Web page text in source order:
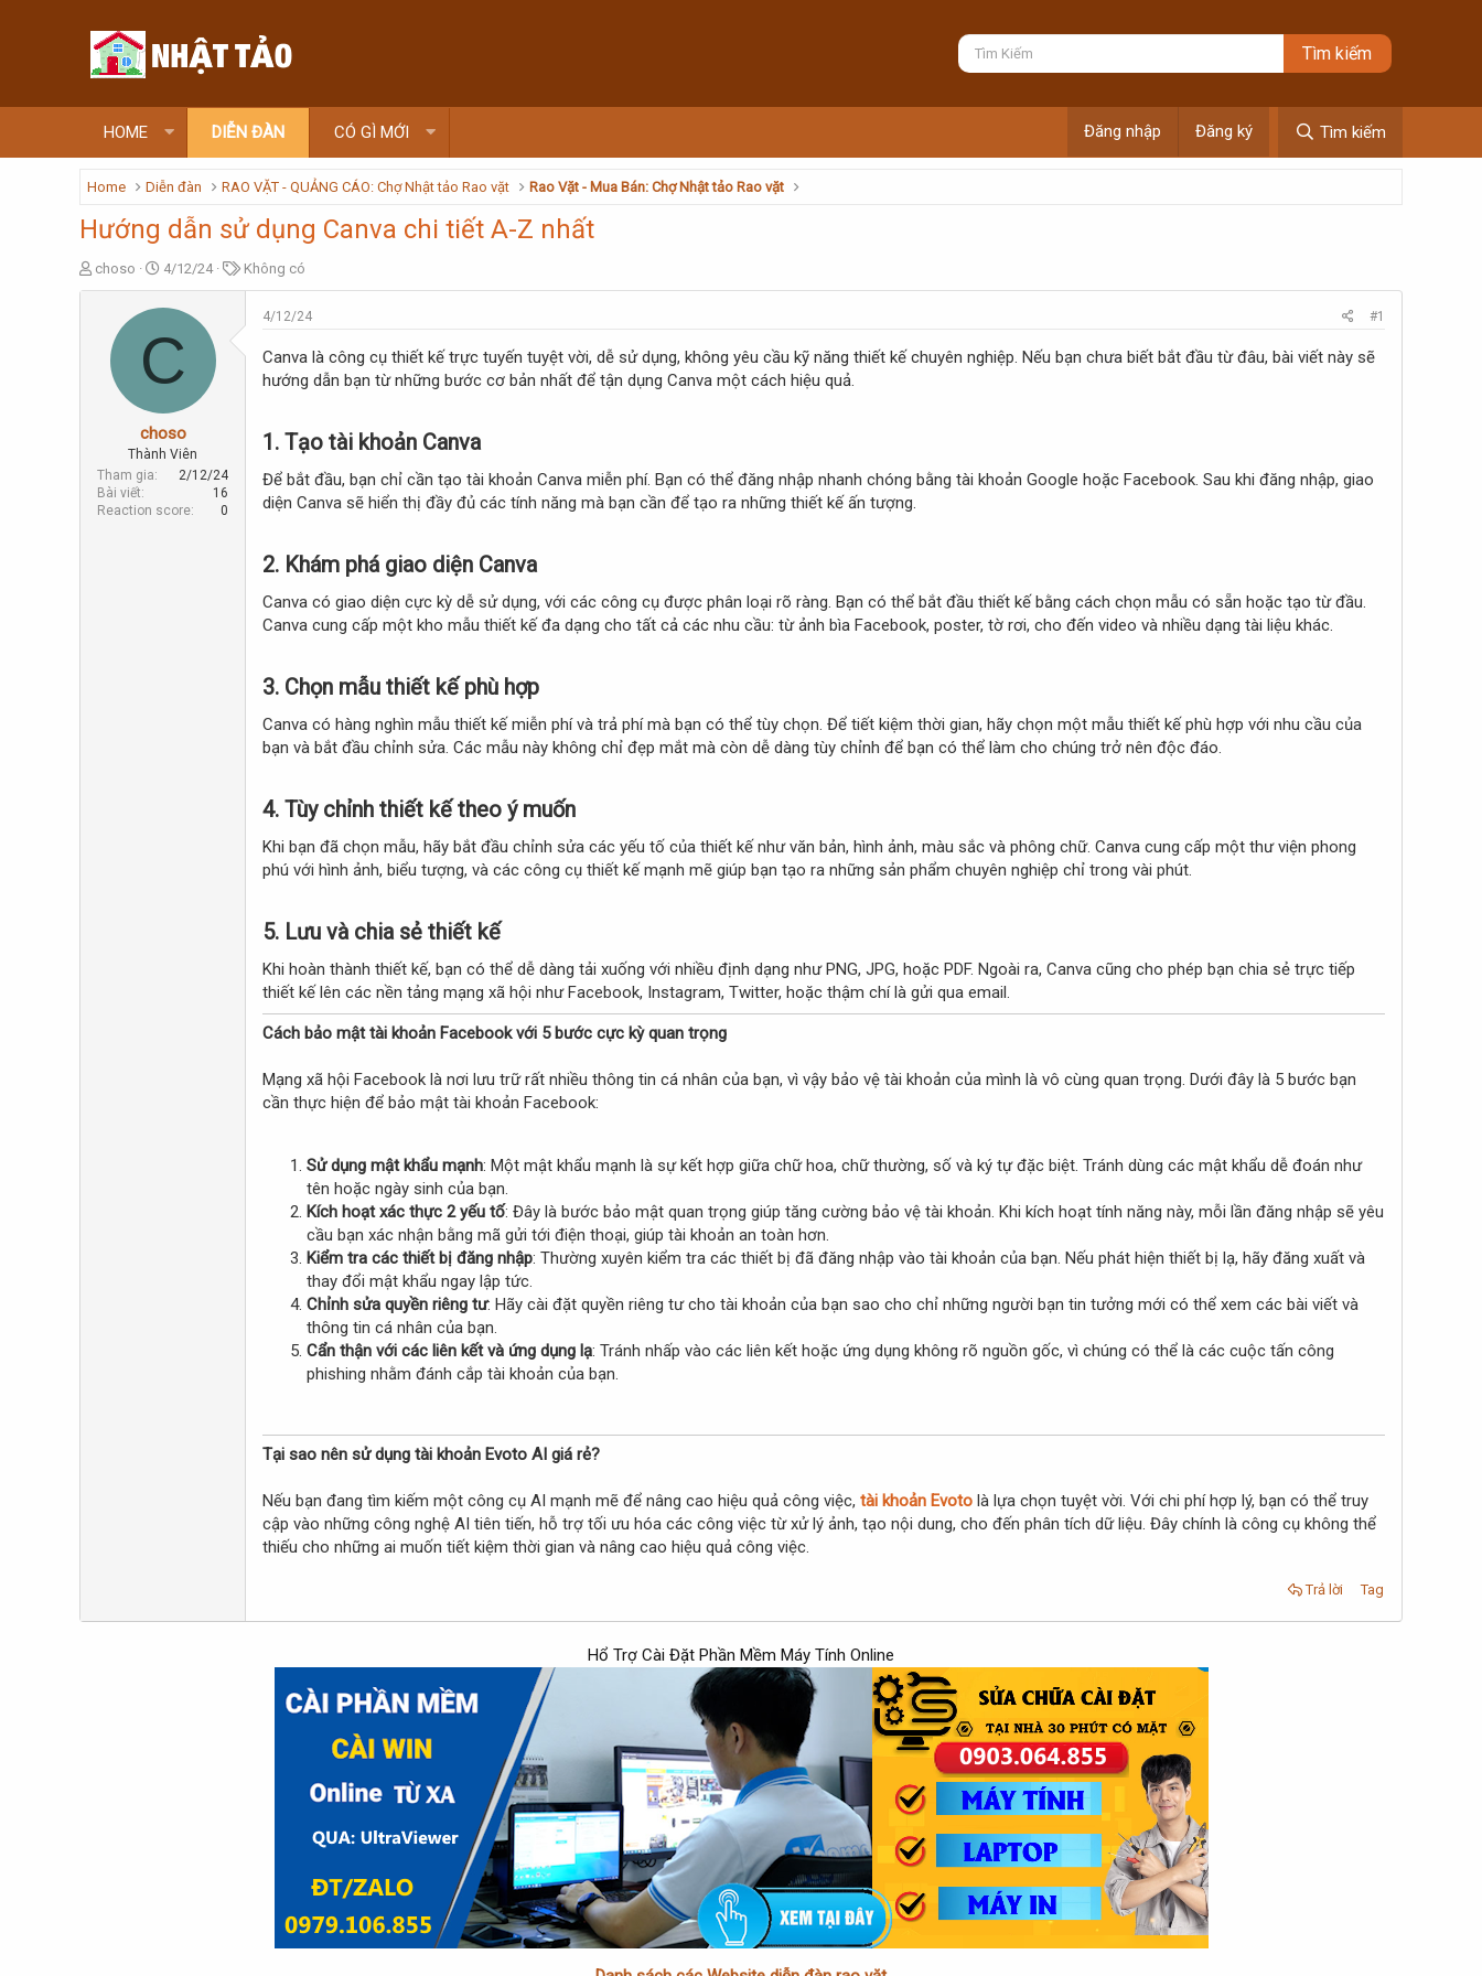
HOME DIỄN ĐÀN CÓ GÌ MỚI Đăng nhập Đăng ký Tìm kiếm
Home Diễn đàn RAO VẶT - QUẢNG CÁO: Chợ Nhật tảo Rao vặt Rao Vặt - Mua Bán: Chợ Nhật tảo Rao vặt
Hướng dẫn sử dụng Canva chi tiết A-Z nhất
T
h
t
e
choso
N
g
à
g
i
4/12/24
T
ừ
h
Không có
C
choso
Thành Viên
Tham gia
2/12/24
Bài viết
16
Reaction score
0
4/12/24 #1
Canva là công cụ thiết kế trực tuyến tuyệt vời, dễ sử dụng, không yêu cầu kỹ năng thiết kế chuyên nghiệp. Nếu bạn chưa biết bắt đầu từ đâu, bài viết này sẽ
hướng dẫn bạn từ những bước cơ bản nhất để tận dụng Canva một cách hiệu quả.
1. Tạo tài khoản Canva
Để bắt đầu, bạn chỉ cần tạo tài khoản Canva miễn phí. Bạn có thể đăng nhập nhanh chóng bằng tài khoản Google hoặc Facebook. Sau khi đăng nhập, giao
diện Canva sẽ hiển thị đầy đủ các tính năng mà bạn cần để tạo ra những thiết kế ấn tượng.
2. Khám phá giao diện Canva
Canva có giao diện cực kỳ dễ sử dụng, với các công cụ được phân loại rõ ràng. Bạn có thể bắt đầu thiết kế bằng cách chọn mẫu có sẵn hoặc tạo từ đầu.
Canva cung cấp một kho mẫu thiết kế đa dạng cho tất cả các nhu cầu: từ ảnh bìa Facebook, poster, tờ rơi, cho đến video và nhiều dạng tài liệu khác.
3. Chọn mẫu thiết kế phù hợp
Canva có hàng nghìn mẫu thiết kế miễn phí và trả phí mà bạn có thể tùy chọn. Để tiết kiệm thời gian, hãy chọn một mẫu thiết kế phù hợp với nhu cầu của
bạn và bắt đầu chỉnh sửa. Các mẫu này không chỉ đẹp mắt mà còn dễ dàng tùy chỉnh để bạn có thể làm cho chúng trở nên độc đáo.
4. Tùy chỉnh thiết kế theo ý muốn
Khi bạn đã chọn mẫu, hãy bắt đầu chỉnh sửa các yếu tố của thiết kế như văn bản, hình ảnh, màu sắc và phông chữ. Canva cung cấp một thư viện phong
phú với hình ảnh, biểu tượng, và các công cụ thiết kế mạnh mẽ giúp bạn tạo ra những sản phẩm chuyên nghiệp chỉ trong vài phút.
5. Lưu và chia sẻ thiết kế
Khi hoàn thành thiết kế, bạn có thể dễ dàng tải xuống với nhiều định dạng như PNG, JPG, hoặc PDF. Ngoài ra, Canva cũng cho phép bạn chia sẻ trực tiếp
thiết kế lên các nền tảng mạng xã hội như Facebook, Instagram, Twitter, hoặc thậm chí là gửi qua email.
Cách bảo mật tài khoản Facebook với 5 bước cực kỳ quan trọng
Mạng xã hội Facebook là nơi lưu trữ rất nhiều thông tin cá nhân của bạn, vì vậy bảo vệ tài khoản của mình là vô cùng quan trọng. Dưới đây là 5 bước bạn
cần thực hiện để bảo mật tài khoản Facebook:
Sử dụng mật khẩu mạnh: Một mật khẩu mạnh là sự kết hợp giữa chữ hoa, chữ thường, số và ký tự đặc biệt. Tránh dùng các mật khẩu dễ đoán như
tên hoặc ngày sinh của bạn.
Kích hoạt xác thực 2 yếu tố: Đây là bước bảo mật quan trọng giúp tăng cường bảo vệ tài khoản. Khi kích hoạt tính năng này, mỗi lần đăng nhập sẽ yêu
cầu bạn xác nhận bằng mã gửi tới điện thoại, giúp tài khoản an toàn hơn.
Kiểm tra các thiết bị đăng nhập: Thường xuyên kiểm tra các thiết bị đã đăng nhập vào tài khoản của bạn. Nếu phát hiện thiết bị lạ, hãy đăng xuất và
thay đổi mật khẩu ngay lập tức.
Chỉnh sửa quyền riêng tư: Hãy cài đặt quyền riêng tư cho tài khoản của bạn sao cho chỉ những người bạn tin tưởng mới có thể xem các bài viết và
thông tin cá nhân của bạn.
Cẩn thận với các liên kết và ứng dụng lạ: Tránh nhấp vào các liên kết hoặc ứng dụng không rõ nguồn gốc, vì chúng có thể là các cuộc tấn công
phishing nhằm đánh cắp tài khoản của bạn.
Tại sao nên sử dụng tài khoản Evoto AI giá rẻ?
Nếu bạn đang tìm kiếm một công cụ AI mạnh mẽ để nâng cao hiệu quả công việc, tài khoản Evoto là lựa chọn tuyệt vời. Với chi phí hợp lý, bạn có thể truy
cập vào những công nghệ AI tiên tiến, hỗ trợ tối ưu hóa các công việc từ xử lý ảnh, tạo nội dung, cho đến phân tích dữ liệu. Đây chính là công cụ không thể
thiếu cho những ai muốn tiết kiệm thời gian và nâng cao hiệu quả công việc.
Trả lời Tag
Hổ Trợ Cài Đặt Phần Mềm Máy Tính Online